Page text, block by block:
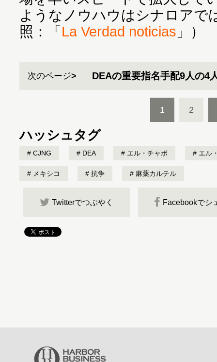
ようなノウハウはシナロアで
照：「La Verdad noticias 」）
次のページ DEAの重要指名手配9人の4
1 2
ハッシュタグ
CJNG DEA エル・チャポ エル
メキシコ 抗争 麻薬カルテル
Twitterでつぶやく Facebookでシ